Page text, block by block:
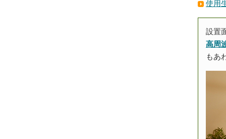
使用
設置
高周
もあ